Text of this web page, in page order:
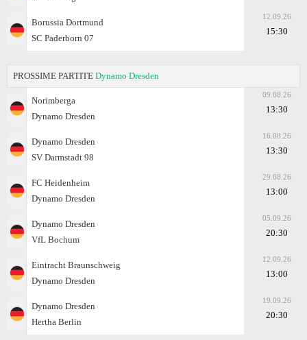
Borussia Dortmund
SC Paderborn 07
12.09.26
15:30
PROSSIME PARTITE Dynamo Dresden
Norimberga
Dynamo Dresden
09.08.26
13:30
Dynamo Dresden
SV Darmstadt 98
16.08.26
13:30
FC Heidenheim
Dynamo Dresden
29.08.26
13:00
Dynamo Dresden
VfL Bochum
05.09.26
20:30
Eintracht Braunschweig
Dynamo Dresden
12.09.26
13:00
Dynamo Dresden
Hertha Berlin
19.09.26
20:30